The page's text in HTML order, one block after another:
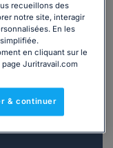
par
21h du lundi au
recueillons des
notre site, interagir
En les
en cliquant sur le
Juritravail.com
& continuer